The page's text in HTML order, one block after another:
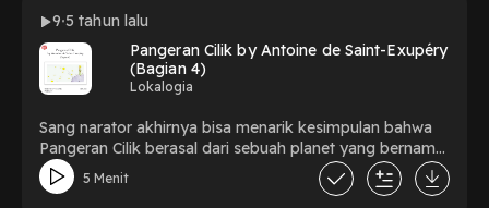
pentingnya sebuah skala prioritas dan bahaya dari
prokrastinasi. Simak cerita selengkapnya! Selamat
mendengarkan.
9 5 tahun lalu
Pangeran Cilik by Antoine de Saint-Exupéry
(Bagian 4)
Lokalogia
Sang narator akhirnya bisa menarik kesimpulan bahwa
Pangeran Cilik berasal dari sebuah planet yang bernama
B-612.5 Menit